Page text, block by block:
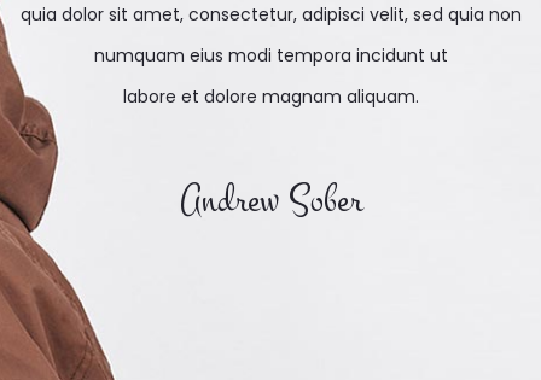
quia dolor sit amet, consectetur, adipisci velit, sed quia non
numquam eius modi tempora incidunt ut
labore et dolore magnam aliquam.
Andrew Sober